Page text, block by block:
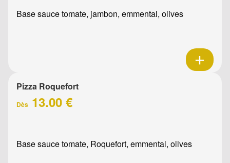
Base sauce tomate, jambon, emmental, olives
Pizza Roquefort
Dès 13.00 €
Base sauce tomate, Roquefort, emmental, olives